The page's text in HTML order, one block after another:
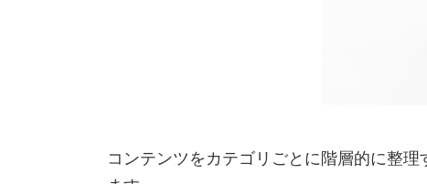
コンテンツをカテゴリごとに階層的に整